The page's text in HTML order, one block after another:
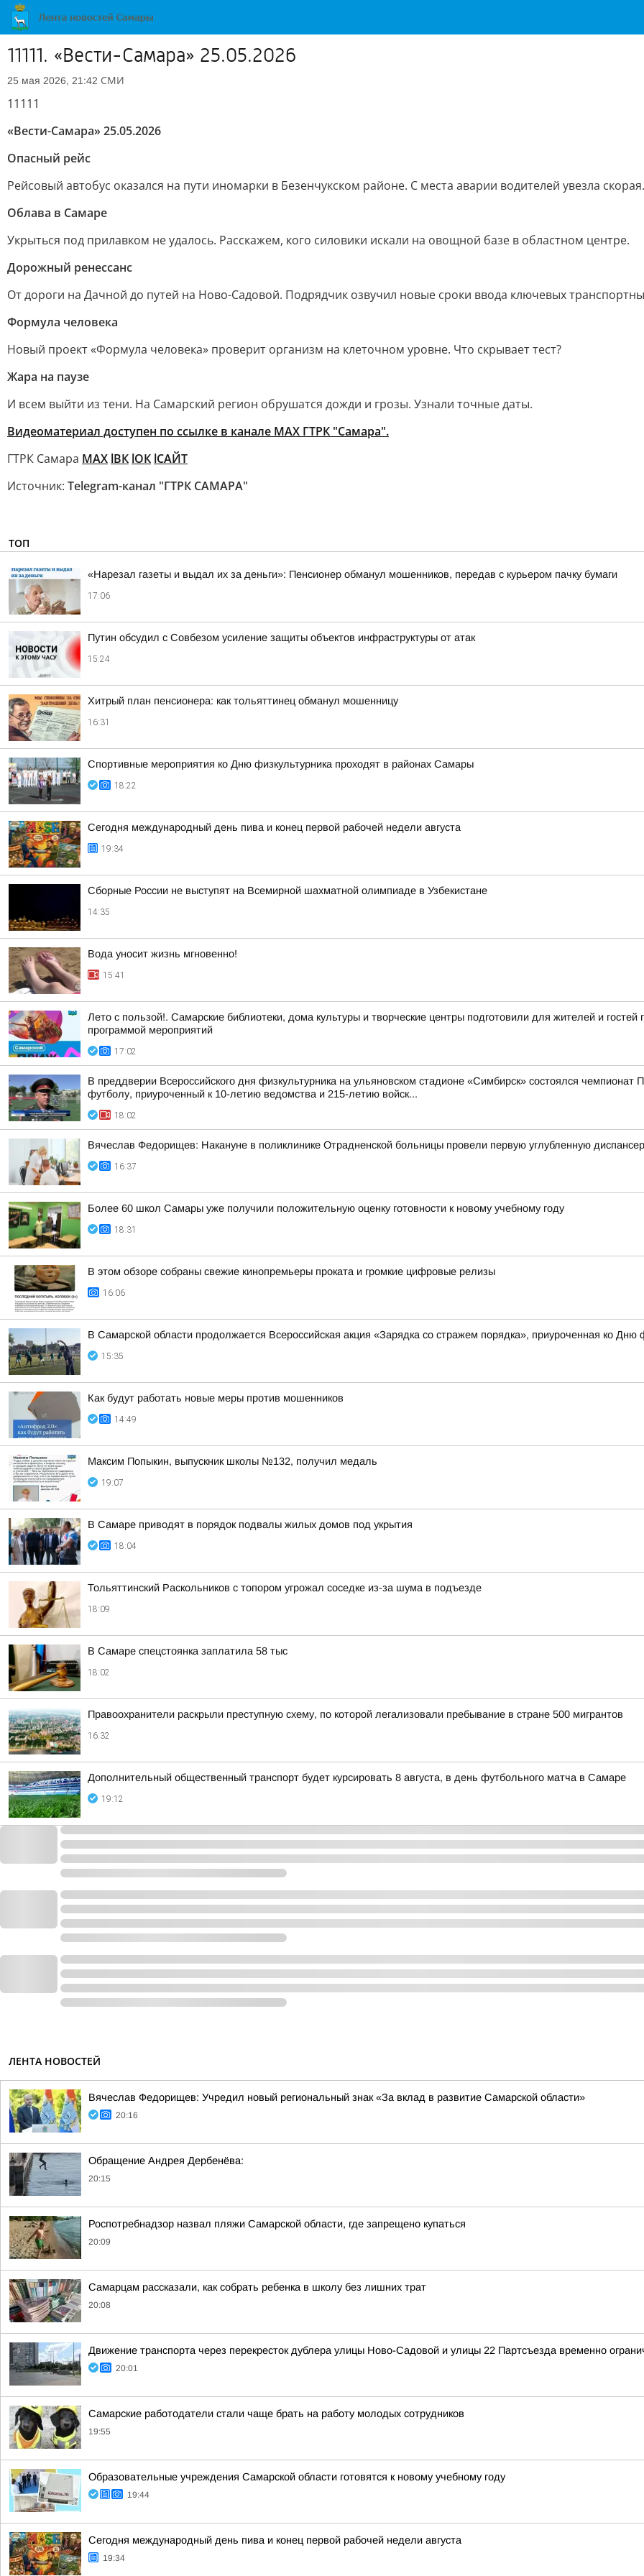
11111. «Вести-Самара» 25.05.2026
25 мая 2026, 21:42 СМИ
11111
«Вести-Самара» 25.05.2026
Опасный рейс
Рейсовый автобус оказался на пути иномарки в Безенчукском районе. С места аварии водителей увезла
Облава в Самаре
Укрыться под прилавком не удалось. Расскажем, кого силовики искали на овощной базе в областном центре.
Дорожный ренессанс
От дороги на Дачной до путей на Ново-Садовой. Подрядчик озвучил новые сроки ввода ключевых
Формула человека
Новый проект «Формула человека» проверит организм на клеточном уровне. Что скрывает тест?
Жара на паузе
И всем выйти из тени. На Самарский регион обрушатся дожди и грозы. Узнали точные даты.
Видеоматериал доступен по ссылке в канале МАХ ГТРК "Самара".
ГТРК Самара MAX lВК lОК lСАЙТ
Источник: Telegram-канал "ГТРК САМАРА"
ТОП
«Нарезал газеты и выдал их за деньги»: Пенсионер обманул мошенников, передав с курьером пачку бумаги
17:06
Путин обсудил с Совбезом усиление защиты объектов инфраструктуры от атак
15:24
Хитрый план пенсионера: как тольяттинец обманул мошенницу
16:31
Спортивные мероприятия ко Дню физкультурника проходят в районах Самары
18:22
Сегодня международный день пива и конец первой рабочей недели августа
19:34
Сборные России не выступят на Всемирной шахматной олимпиаде в Узбекистане
14:35
Вода уносит жизнь мгновенно!
15:41
Лето с пользой!. Самарские библиотеки, дома культуры и творческие центры подготовили для жителей и
программой мероприятий
17:02
В преддверии Всероссийского дня физкультурника на ульяновском стадионе «Симбирск» состоялся чемпионат
футболу, приуроченный к 10-летию ведомства и 215-летию войск...
18:02
Вячеслав Федорищев: Накануне в поликлинике Отрадненской больницы провели первую углубленную
16:37
Более 60 школ Самары уже получили положительную оценку готовности к новому учебному году
18:31
В этом обзоре собраны свежие кинопремьеры проката и громкие цифровые релизы
16:06
В Самарской области продолжается Всероссийская акция «Зарядка со стражем порядка», приуроченная ко Дню
15:35
Как будут работать новые меры против мошенников
14:49
Максим Попыкин, выпускник школы №132, получил медаль
19:07
В Самаре приводят в порядок подвалы жилых домов под укрытия
18:04
Тольяттинский Раскольников с топором угрожал соседке из-за шума в подъезде
18:09
В Самаре спецстоянка заплатила 58 тыс
18:02
Правоохранители раскрыли преступную схему, по которой легализовали пребывание в стране 500 мигрантов
16:32
Дополнительный общественный транспорт будет курсировать 8 августа, в день футбольного матча в Самаре
19:12
ЛЕНТА НОВОСТЕЙ
Вячеслав Федорищев: Учредил новый региональный знак «За вклад в развитие Самарской области»
20:16
Обращение Андрея Дербенёва:
20:15
Роспотребнадзор назвал пляжи Самарской области, где запрещено купаться
20:09
Самарцам рассказали, как собрать ребенка в школу без лишних трат
20:08
Движение транспорта через перекресток дублера улицы Ново-Садовой и улицы 22 Партсъезда временно
20:01
Самарские работодатели стали чаще брать на работу молодых сотрудников
19:55
Образовательные учреждения Самарской области готовятся к новому учебному году
19:44
Сегодня международный день пива и конец первой рабочей недели августа
19:34